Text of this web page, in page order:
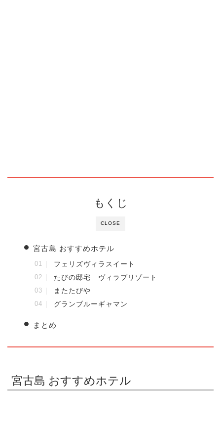
CLOSE
もくじ
宮古島 おすすめホテル
フェリズヴィラスイート
たびの邸宅 ヴィラブリゾート
またたびや
グランブルーギャマン
まとめ
宮古島 おすすめホテル